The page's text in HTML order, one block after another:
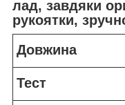
лад, завдяки
рукоятки,
Довжина
Тест